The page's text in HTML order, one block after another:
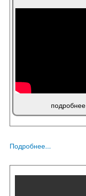
подробнее
Подробнее...